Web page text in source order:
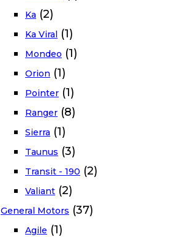
Ka (2)
Ka Viral (1)
Mondeo (1)
Orion (1)
Pointer (1)
Ranger (8)
Sierra (1)
Taunus (3)
Transit - 190 (2)
Valiant (2)
General Motors (37)
Agile (1)